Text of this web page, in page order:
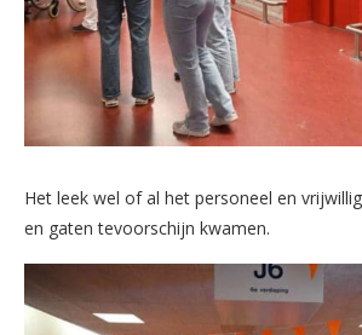
Het leek wel of al het personeel en
en gaten tevoorschijn kwamen.